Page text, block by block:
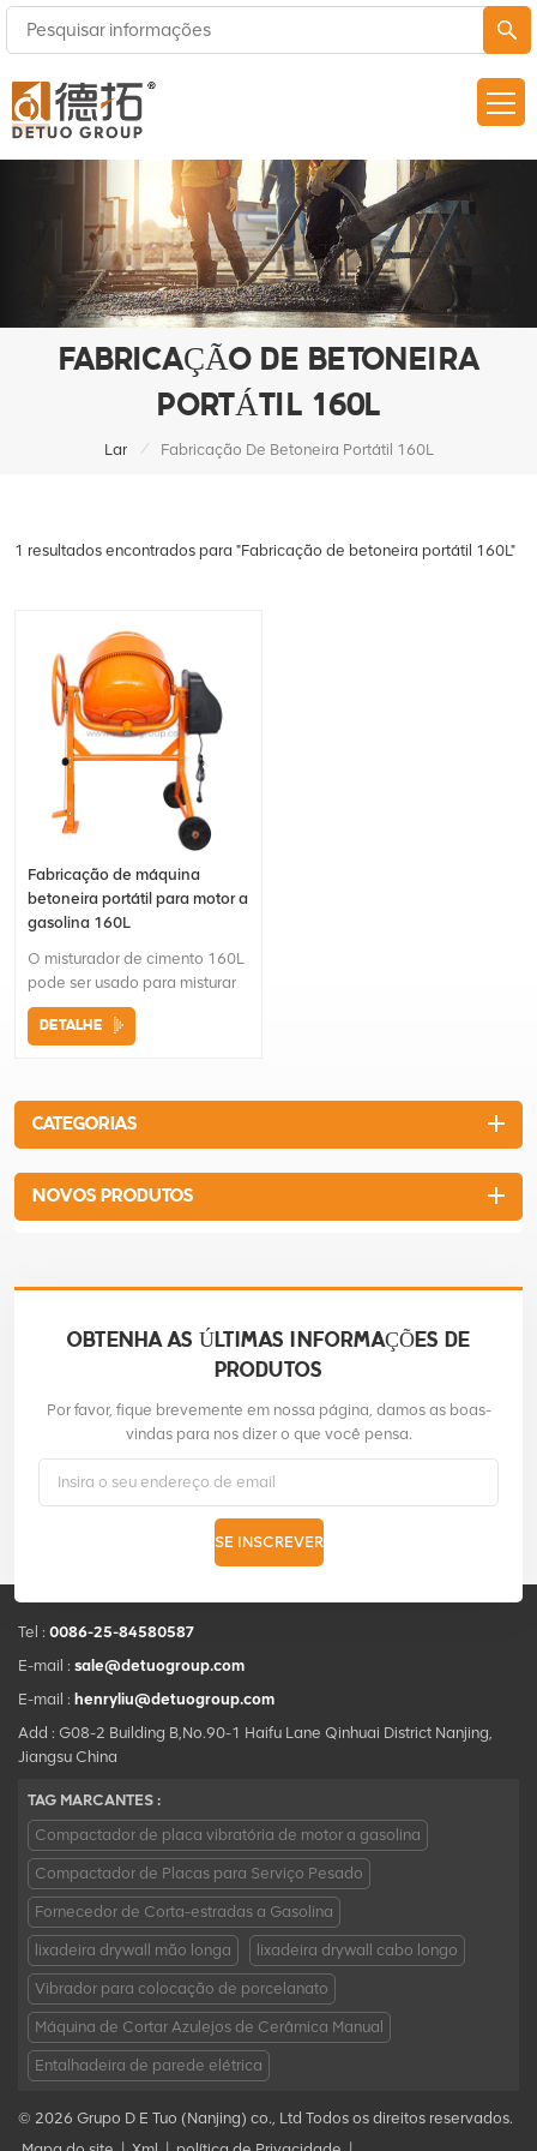
FABRICAÇÃO DE BETONEIRA
PORTÁTIL 160L
Lar / Fabricação De Betoneira Portátil 160L
1 resultados encontrados para "Fabricação de betoneira portátil 160L"
Fabricação de máquina
betoneira portátil para motor a
gasolina 160L
O misturador de cimento 160L
pode ser usado para misturar
lama de drywall, gesso,
cimento, fertilizante, semente
uso domésticocom motor a
gasolina Dajiang 4.5Hp
DETALHE
CATEGORIAS
NOVOS PRODUTOS
OBTENHA AS ÚLTIMAS INFORMAÇÕES DE
PRODUTOS
Por favor, fique brevemente em nossa página, damos as boas-
vindas para nos dizer o que você pensa.
SE INSCREVER
Tel : 0086-25-84580587
E-mail : sale@detuogroup.com
E-mail : henryliu@detuogroup.com
Add : G08-2 Building B,No.90-1 Haifu Lane Qinhuai District Nanjing,
Jiangsu China
TAG MARCANTES :
Compactador de placa vibratória de motor a gasolina
Compactador de Placas para Serviço Pesado
Fornecedor de Corta-estradas a Gasolina
lixadeira drywall mão longa lixadeira drywall cabo longo
Vibrador para colocação de porcelanato
Máquina de Cortar Azulejos de Cerâmica Manual
Entalhadeira de parede elétrica
© 2026 Grupo D E Tuo (Nanjing) co., Ltd Todos os direitos reservados.